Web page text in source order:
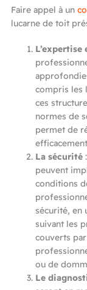
Faire appel à un
lucarne de toit
L’expertise
compris les
ces
normes de
permet de
La sécurité
peuvent
conditions
sécurité, en
suivant les
couverts
ou de
Le